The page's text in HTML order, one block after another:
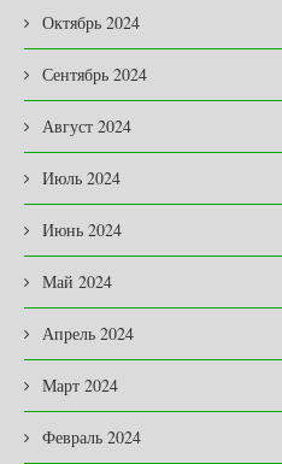
Октябрь 2024
Сентябрь 2024
Август 2024
Июль 2024
Июнь 2024
Май 2024
Апрель 2024
Март 2024
Февраль 2024